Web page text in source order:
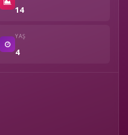
14
YAŞ
4